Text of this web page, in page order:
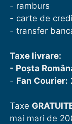
- ramburs
- carte de
- transfer
Taxe livrare:
- Poșta
- Fan Courier:
Taxe
mai mari de